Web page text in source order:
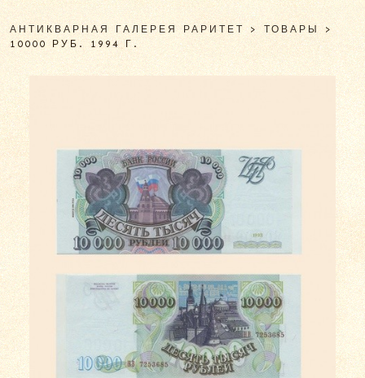
АНТИКВАРНАЯ ГАЛЕРЕЯ РАРИТЕТ> ТОВАРЫ>
10000 РУБ. 1994 Г.